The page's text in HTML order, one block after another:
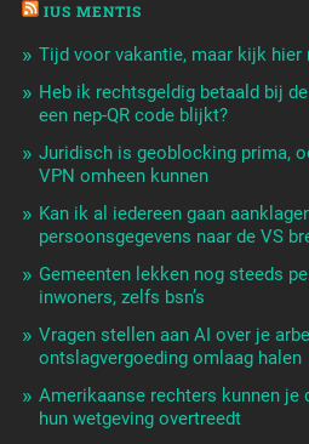
IUS MENTIS
Tijd voor vakantie, maar kijk hier
Heb ik rechtsgeldig betaald bij
een nep-QR code blijkt?
Juridisch is geoblocking prima,
VPN omheen kunnen
Kan ik al iedereen gaan
persoonsgegevens naar de VS
Gemeenten lekken nog steeds
inwoners, zelfs bsn’s
Vragen stellen aan AI over je
ontslagvergoeding omlaag halen
Amerikaanse rechters kunnen
hun wetgeving overtreedt